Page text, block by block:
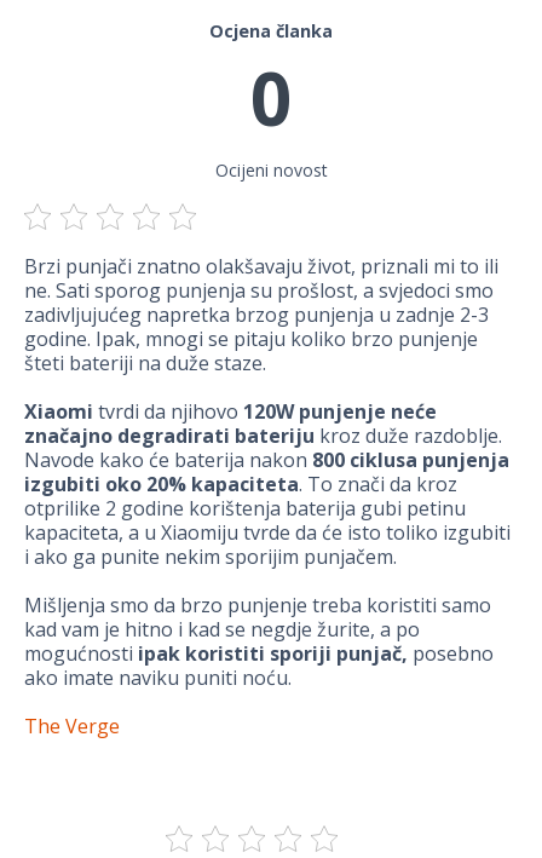
Ocjena članka
0
Ocijeni novost
Brzi punjači znatno olakšavaju život, priznali mi to ili
ne. Sati sporog punjenja su prošlost, a svjedoci smo
zadivljujućeg napretka brzog punjenja u zadnje 2-3
godine. Ipak, mnogi se pitaju koliko brzo punjenje
šteti bateriji na duže staze.
Xiaomi tvrdi da njihovo 120W punjenje neće
značajno degradirati bateriju kroz duže razdoblje.
Navode kako će baterija nakon 800 ciklusa punjenja
izgubiti oko 20% kapaciteta. To znači da kroz
otprilike 2 godine korištenja baterija gubi petinu
kapaciteta, a u Xiaomiju tvrde da će isto toliko izgubiti
i ako ga punite nekim sporijim punjačem.
Mišljenja smo da brzo punjenje treba koristiti samo
kad vam je hitno i kad se negdje žurite, a po
mogućnosti ipak koristiti sporiji punjač, posebno
ako imate naviku puniti noću.
The Verge